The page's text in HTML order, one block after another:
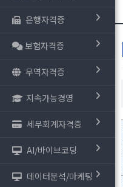
은행자격증
보험자격증
무역자격증
지속가능경영
세무회계자격증
AI/바이브코딩
데이터분석/마케팅